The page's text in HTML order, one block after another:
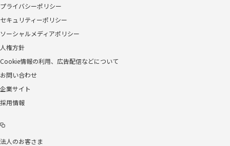
プライバシーポリシー
セキュリティーポリシー
ソーシャルメディアポリシー
人権方針
Cookie情報の利用、広告配信などについて
お問い合わせ
企業サイト
採用情報
法人のお客さま